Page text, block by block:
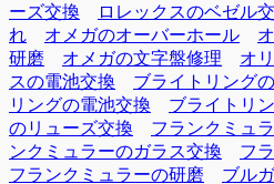
ーズ交換
ロレックスのベゼル
れ
オメガのオーバーホール
研磨
オメガの文字盤修理 オ
スの電池交換
ブライトリング
リングの電池交換
ブライトリ
のリューズ交換
フランクミュ
ンクミュラーのガラス交換
フ
フランクミュラーの研磨
ブル